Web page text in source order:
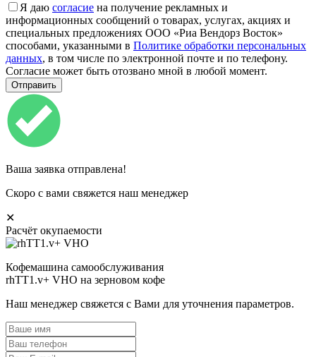
Я даю согласие на получение рекламных и
информационных сообщений о товарах, услугах, акциях и
специальных предложениях ООО «Риа Вендорз Восток»
способами, указанными в Политике обработки персональных
данных, в том числе по электронной почте и по телефону.
Согласие может быть отозвано мной в любой момент.
Ваша заявка отправлена!
Скоро с вами свяжется наш менеджер
✕
Расчёт окупаемости
Кофемашина самообслуживания
rhTT1.v+ VHO на зерновом кофе
Наш менеджер свяжется с Вами для уточнения параметров.